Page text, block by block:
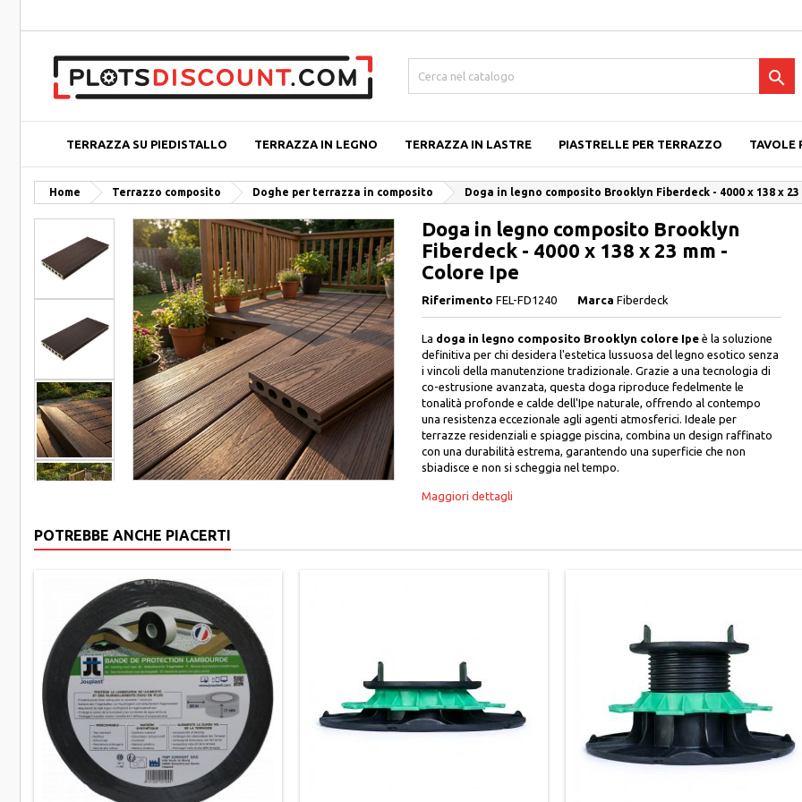

TERRAZZA SU PIEDISTALLO TERRAZZA IN LEGNO TERRAZZA IN LASTRE PIASTRELLE PER TERRAZZO TAVOLE
Home Terrazzo composito Doghe per terrazza in composito Doga in legno composito Brooklyn Fiberdeck - 4000 x 138 x 23
Doga in legno composito Brooklyn
Fiberdeck - 4000 x 138 x 23 mm -
Colore Ipe
Riferimento FEL-FD1240 Marca Fiberdeck
La doga in legno composito Brooklyn colore Ipeè la soluzione
definitiva per chi desidera l'estetica lussuosa del legno esotico senza
i vincoli della manutenzione tradizionale. Grazie a una tecnologia di
co-estrusione avanzata, questa doga riproduce fedelmente le
tonalità profonde e calde dell'Ipe naturale, offrendo al contempo
una resistenza eccezionale agli agenti atmosferici. Ideale per
terrazze residenziali e spiagge piscina, combina un design raffinato
con una durabilità estrema, garantendo una superficie che non
sbiadisce e non si scheggia nel tempo.
Maggiori dettagli
POTREBBE ANCHE PIACERTI